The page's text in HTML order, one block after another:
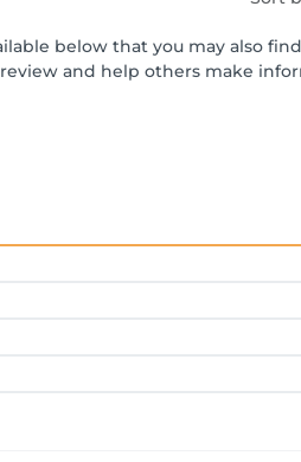
below that you may also
and help others make